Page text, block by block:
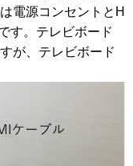
電源コンセントとH
す。テレビボード
が、テレビボード